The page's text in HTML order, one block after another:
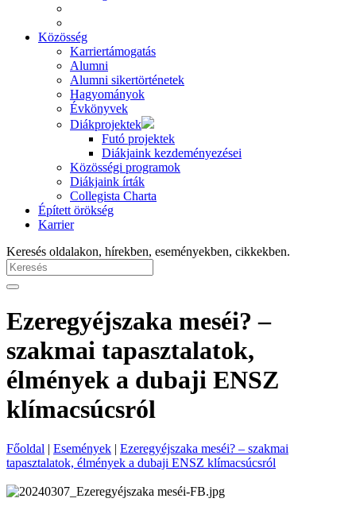
Közösség
Karriertámogatás
Alumni
Alumni sikertörténetek
Hagyományok
Évkönyvek
Diákprojektek
Futó projektek
Diákjaink kezdeményezései
Közösségi programok
Diákjaink írták
Collegista Charta
Épített örökség
Karrier
Keresés oldalakon, hírekben, eseményekben, cikkekben.
Ezeregyéjszaka meséi? –
szakmai tapasztalatok,
élmények a dubaji ENSZ
klímacsúcsról
Főoldal | Események | Ezeregyéjszaka meséi? – szakmai
tapasztalatok, élmények a dubaji ENSZ klímacsúcsról